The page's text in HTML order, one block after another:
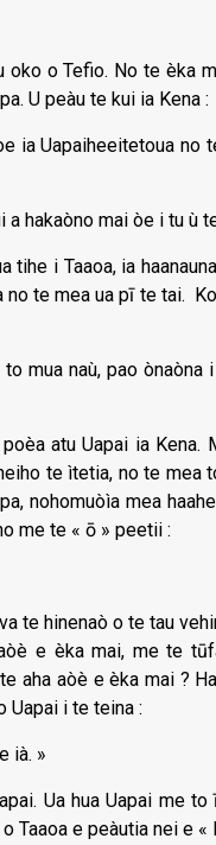
oko o Tefio. No te èka
U peàu te kui ia Kena :
ia Uapaiheeitetoua no
hakaòno mai òe i tu ù
tihe i Taaoa, ia
no te mea ua pī te tai.
mua naù, pao ònaòna
atu Uapai ia Kena.
te ìtetia, no te mea
nohomuòìa mea
me te « ō » peetii :
te hinenaò o te tau
e èka mai, me te
aha aòè e èka mai ?
Uapai i te teina :
ià. »
Ua hua Uapai me
Taaoa e peàutia nei e «